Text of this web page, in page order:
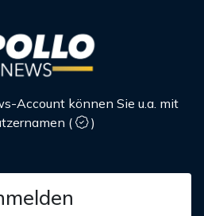
Account können Sie u.a. mit
(
)